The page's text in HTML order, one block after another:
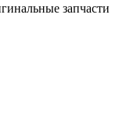
запчасти